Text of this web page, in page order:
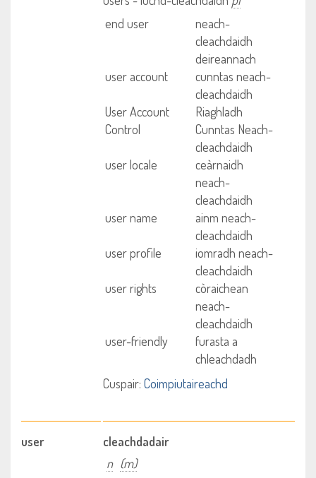
end user
neach-
cleachdaidh
deireannach
user account
cunntas neach-
cleachdaidh
User Account
Control
Riaghladh
Cunntas Neach-
cleachdaidh
user locale
ceàrnaidh
neach-
cleachdaidh
user name
ainm neach-
cleachdaidh
user profile
iomradh neach-
cleachdaidh
user rights
còraichean
neach-
cleachdaidh
user-friendly
furasta a
chleachdadh
Cuspair: Coimpiutaireachd
user
cleachdadair
n (m)